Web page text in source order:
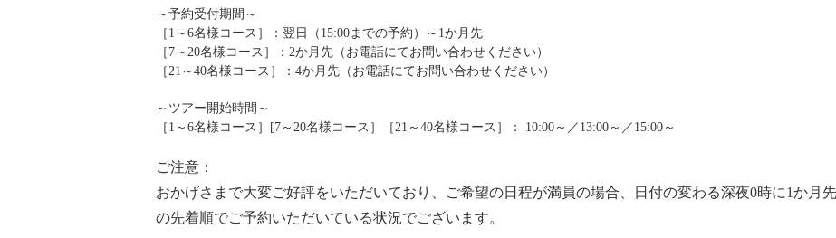
～予約受付期間～
［1～6名様コース］：翌日（15:00までの予約）～1か月先
［7～20名様コース］：2か月先（お電話にてお問い合わせください）
［21～40名様コース］：4か月先（お電話にてお問い合わせください）
～ツアー開始時間～
［1～6名様コース］[7～20名様コース］［21～40名様コース］： 10:00～／13:00～／15:00～
ご注意：
おかげさまで大変ご好評をいただいており、ご希望の日程が満員の場合、日付の変わる深夜0時に1か月
の先着順でご予約いただいている状況でございます。